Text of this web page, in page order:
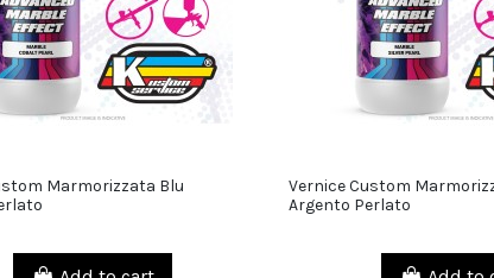
Marmorizzata Blu
Vernice Custom
Argento Perlato